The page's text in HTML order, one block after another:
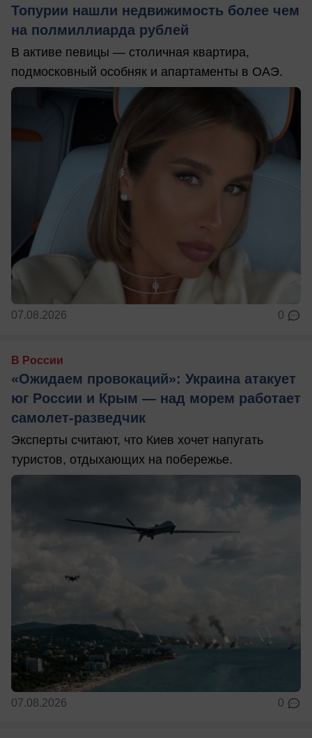
Топурии нашли недвижимость более чем
на полмиллиарда рублей
В активе певицы — столичная квартира,
подмосковный особняк и апартаменты в ОАЭ.
07.08.2026 0
В России
«Ожидаем провокаций»: Украина атакует
юг России и Крым — над морем работает
самолет-разведчик
Эксперты считают, что Киев хочет напугать
туристов, отдыхающих на побережье.
07.08.2026 0